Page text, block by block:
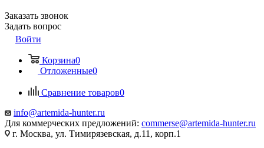
Заказать звонок
Задать вопрос
Войти
Корзина0
Отложенные0
Сравнение товаров0
info@artemida-hunter.ru
Для коммерческих предложений: commerse@artemida-hunter.ru
г. Москва, ул. Тимирязевская, д.11, корп.1